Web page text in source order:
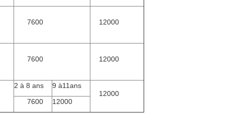
7600 12000
7600 12000
2 à 8 ans
9 à11ans
12000
7600
12000